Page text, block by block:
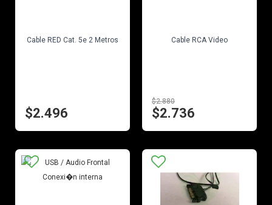
Cable RED Cat. 5e 2 Metros
$2.496
Cable RCA Video
$2.880
$2.736